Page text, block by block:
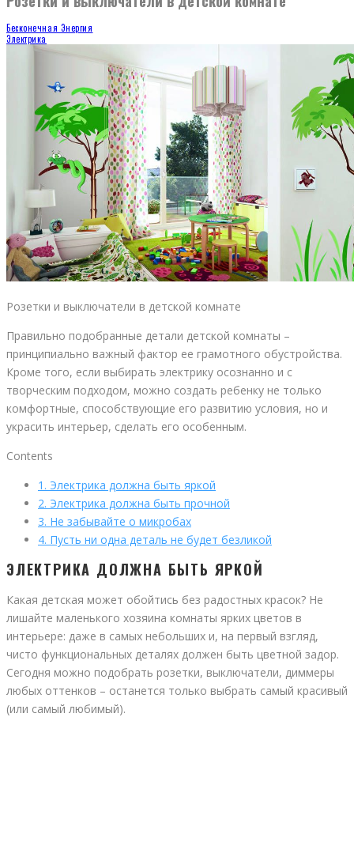
Бесконечная Энергия
Электрика
Розетки и выключатели в детской комнате
Правильно подобранные детали детской комнаты –
принципиально важный фактор ее грамотного обустройства.
Кроме того, если выбирать электрику осознанно и с
творческим подходом, можно создать ребенку не только
комфортные, способствующие его развитию условия, но и
украсить интерьер, сделать его особенным.
Contents
1. Электрика должна быть яркой
2. Электрика должна быть прочной
3. Не забывайте о микробах
4. Пусть ни одна деталь не будет безликой
ЭЛЕКТРИКА ДОЛЖНА БЫТЬ ЯРКОЙ
Какая детская может обойтись без радостных красок? Не
лишайте маленького хозяина комнаты ярких цветов в
интерьере: даже в самых небольших и, на первый взгляд,
чисто функциональных деталях должен быть цветной задор.
Сегодня можно подобрать розетки, выключатели, диммеры
любых оттенков – останется только выбрать самый красивый
(или самый любимый).